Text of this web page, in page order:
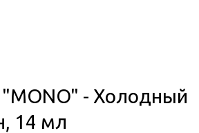
- Холодный
14 мл